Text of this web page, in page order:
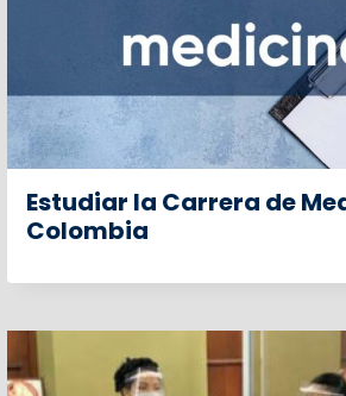
Estudiar la Carrera de
Colombia